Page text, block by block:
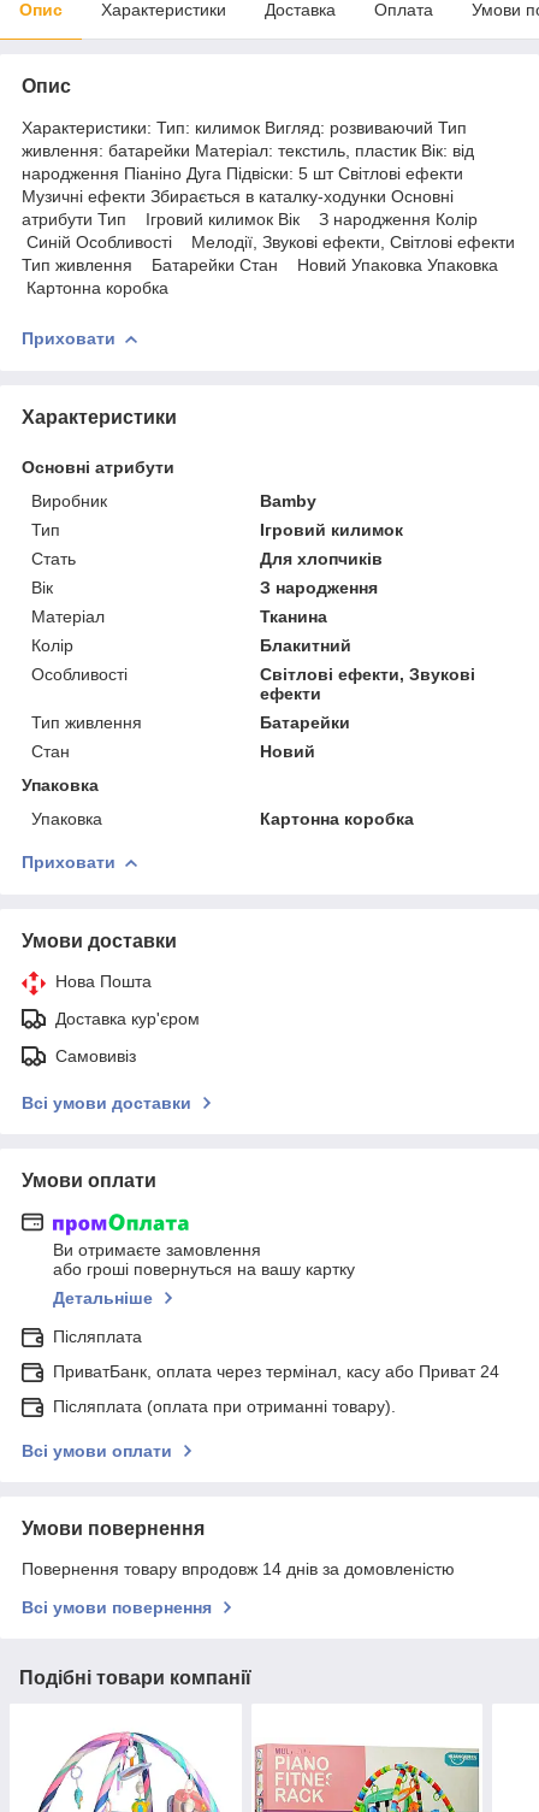
Опис Характеристики Доставка Оплата Умови
Опис
Характеристики: Тип: килимок Вигляд: розвиваючий Тип
живлення: батарейки Матеріал: текстиль, пластик Вік: від
народження Піаніно Дуга Підвіски: 5 шт Світлові ефекти
Музичні ефекти Збирається в каталку-ходунки Основні
атрибути Тип Ігровий килимок Вік З народження Колір
Синій Особливості Мелодії, Звукові ефекти, Світлові ефекти
Тип живлення Батарейки Стан Новий Упаковка Упаковка
Картонна коробка
Приховати
Характеристики
Основні атрибути
Виробник
Bamby
Тип
Ігровий килимок
Стать
Для хлопчиків
Вік
З народження
Матеріал
Тканина
Колір
Блакитний
Особливості
Світлові ефекти, Звукові
ефекти
Тип живлення
Батарейки
Стан
Новий
Упаковка
Упаковка
Картонна коробка
Приховати
Умови доставки
Нова Пошта
Доставка кур'єром
Самовивіз
Всі умови доставки
Умови оплати
Ви отримаєте замовлення
або гроші повернуться на вашу картку
Детальніше
Післяплата
ПриватБанк, оплата через термінал, касу або Приват 24
Післяплата (оплата при отриманні товару).
Всі умови оплати
Умови повернення
Повернення товару впродовж 14 днів за домовленістю
Всі умови повернення
Подібні товари компанії